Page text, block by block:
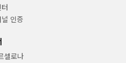
인증
셀로나